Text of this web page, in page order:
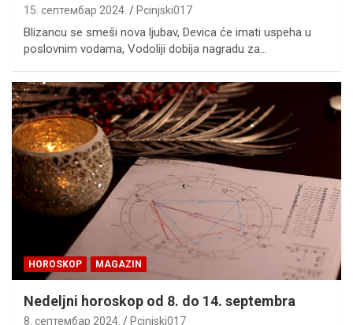
15. септембар 2024. Pcinjski017
Blizancu se smeši nova ljubav, Devica će imati uspeha u
poslovnim vodama, Vodoliji dobija nagradu za…
HOROSKOP MAGAZIN
Nedeljni horoskop od 8. do 14. septembra
8. септембар 2024. Pcinjski017